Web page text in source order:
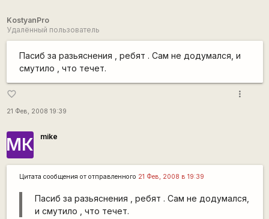
KostyanPro
Удалённый пользователь
Пасиб за разьяснения , ребят . Сам не додумался, и
смутило , что течет.
favorite_border
21 Фев, 2008 19:39
more_vert
МК mike
Цитата сообщения от отправленного 21 Фев, 2008 в 19:39
Пасиб за разьяснения , ребят . Сам не додумался,
и смутило , что течет.